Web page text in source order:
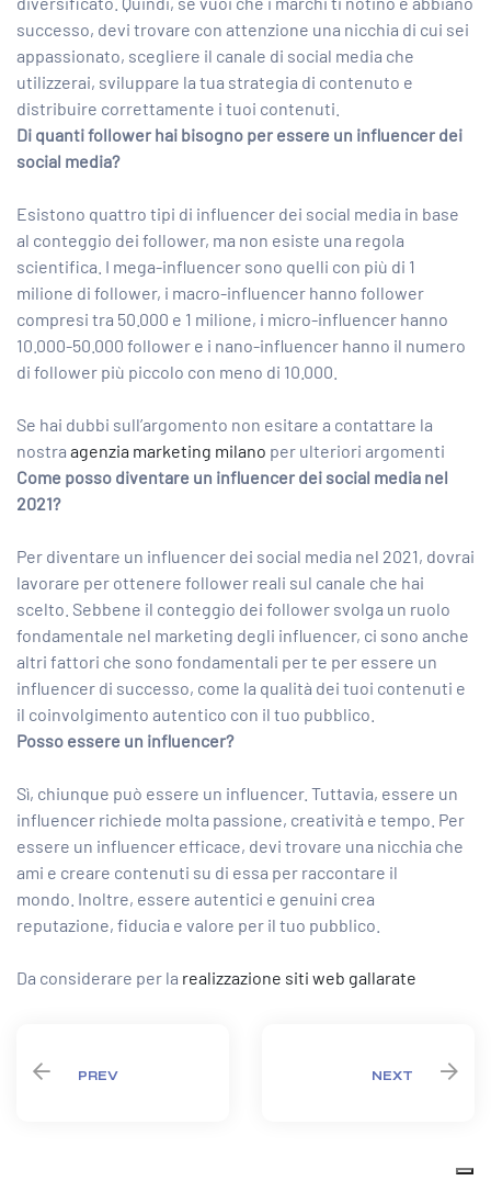
successo, devi trovare con attenzione una nicchia di cui sei
appassionato, scegliere il canale di social media che
utilizzerai, sviluppare la tua strategia di contenuto e
distribuire correttamente i tuoi contenuti.
Di quanti follower hai bisogno per essere un influencer dei
social media?
Esistono quattro tipi di influencer dei social media in base
al conteggio dei follower, ma non esiste una regola
scientifica. I mega-influencer sono quelli con più di 1
milione di follower, i macro-influencer hanno follower
compresi tra 50.000 e 1 milione, i micro-influencer hanno
10.000-50.000 follower e i nano-influencer hanno il numero
di follower più piccolo con meno di 10.000.
Se hai dubbi sull’argomento non esitare a contattare la
nostra agenzia marketing milano per ulteriori argomenti
Come posso diventare un influencer dei social media nel
2021?
Per diventare un influencer dei social media nel 2021, dovrai
lavorare per ottenere follower reali sul canale che hai
scelto. Sebbene il conteggio dei follower svolga un ruolo
fondamentale nel marketing degli influencer, ci sono anche
altri fattori che sono fondamentali per te per essere un
influencer di successo, come la qualità dei tuoi contenuti e
il coinvolgimento autentico con il tuo pubblico.
Posso essere un influencer?
Sì, chiunque può essere un influencer. Tuttavia, essere un
influencer richiede molta passione, creatività e tempo. Per
essere un influencer efficace, devi trovare una nicchia che
ami e creare contenuti su di essa per raccontare il
mondo. Inoltre, essere autentici e genuini crea
reputazione, fiducia e valore per il tuo pubblico.
Da considerare per la realizzazione siti web gallarate
PREV NEXT